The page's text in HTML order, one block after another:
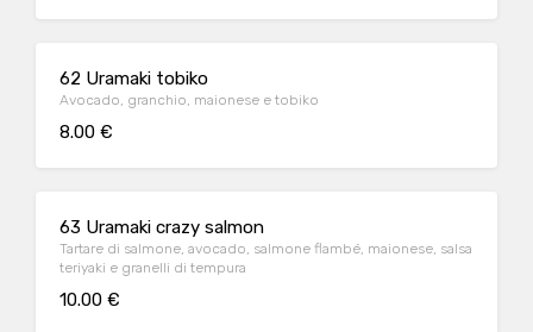
62 Uramaki tobiko
Avocado, granchio, maionese e tobiko
8.00 €
63 Uramaki crazy salmon
Tartare di salmone, avocado, salmone flambé, maionese, salsa
teriyaki e granelli di tempura
10.00 €